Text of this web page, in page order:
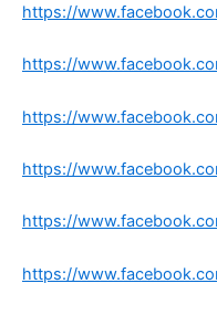
https://
https://
https://
https://
https://
https://